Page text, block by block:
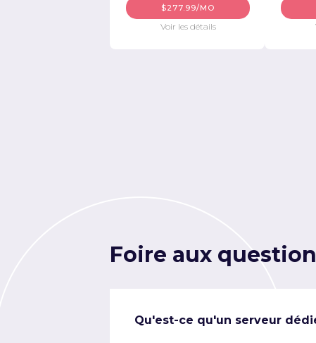
$277.99/MO
Voir les détails
Foire aux
Qu'est-ce qu'un serveur